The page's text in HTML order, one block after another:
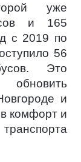
уже
и 165
с 2019 по
56
Это
и
комфорт и